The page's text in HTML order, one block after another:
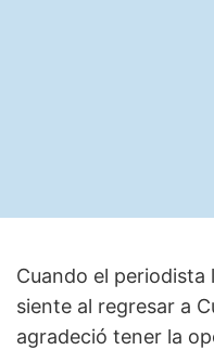
Cuando el
siente al regresar a
agradeció tener la